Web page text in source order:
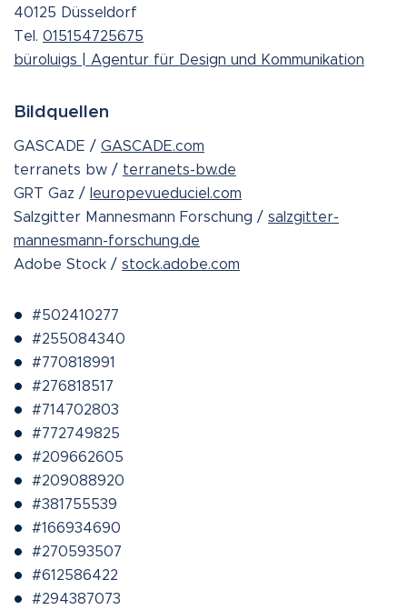
40125 Düsseldorf
Tel. 015154725675
büroluigs | Agentur für Design und Kommunikation
Bildquellen
GASCADE / GASCADE.com
terranets bw / terranets-bw.de
GRT Gaz /
leuropevueduciel.com
Salzgitter Mannesmann Forschung / salzgitter-
mannesmann-forschung.de
Adobe Stock / stock.adobe.com
#502410277
#255084340
#770818991
#276818517
#714702803
#772749825
#209662605
#209088920
#381755539
#166934690
#270593507
#612586422
#294387073